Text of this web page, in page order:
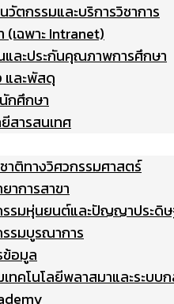
วัตกรรมและบริการวิชาการ
(เฉพาะ Intranet)
และประกันคุณภาพการศึกษา
และพัสดุ
ศึกษา
สารสนเทศ
าติทางวิศวกรรมศาสตร์
าการสาขา
รรมหุ่นยนต์และปัญญาประดิ
รรมบูรณาการ
ข้อมูล
เทคโนโลยีพลาสมาและระบบ